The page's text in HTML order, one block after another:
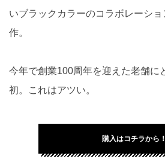
いブラックカラーのコラボレーシ
作。
今年で創業100周年を迎えた老舗に
初。これはアツい。
購入はコチラから！